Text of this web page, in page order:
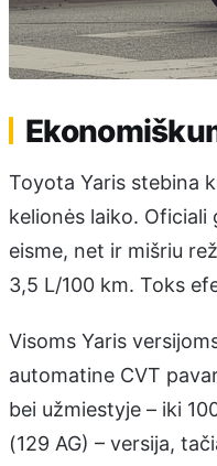
Toyota Yaris stebina
kelionės laiko. Oficiali
eisme, net ir mišriu
3,5 L/100 km. Toks
Visoms Yaris
automatine CVT
bei užmiestyje – iki
(129 AG) – versija,